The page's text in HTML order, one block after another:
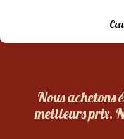
Nous achetons
meilleurs prix.